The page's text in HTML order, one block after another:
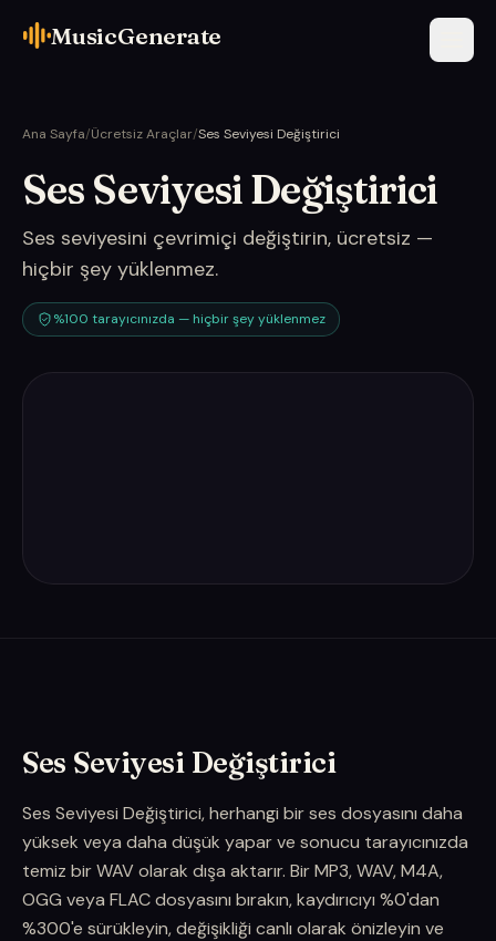
MusicGenerate
Ana Sayfa/Ücretsiz Araçlar/Ses Seviyesi Değiştirici
Ses Seviyesi Değiştirici
Ses seviyesini çevrimiçi değiştirin, ücretsiz —
hiçbir şey yüklenmez.
%100 tarayıcınızda — hiçbir şey yüklenmez
Ses Seviyesi Değiştirici
Ses Seviyesi Değiştirici, herhangi bir ses dosyasını daha
yüksek veya daha düşük yapar ve sonucu tarayıcınızda
temiz bir WAV olarak dışa aktarır. Bir MP3, WAV, M4A,
OGG veya FLAC dosyasını bırakın, kaydırıcıyı %0'dan
%300'e sürükleyin, değişikliği canlı olarak önizleyin ve